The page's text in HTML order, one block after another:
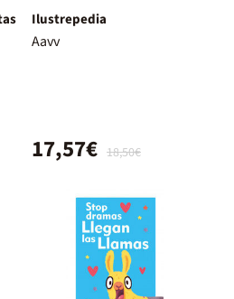
Ilustrepedia
Aavv
18,50€
17,57€